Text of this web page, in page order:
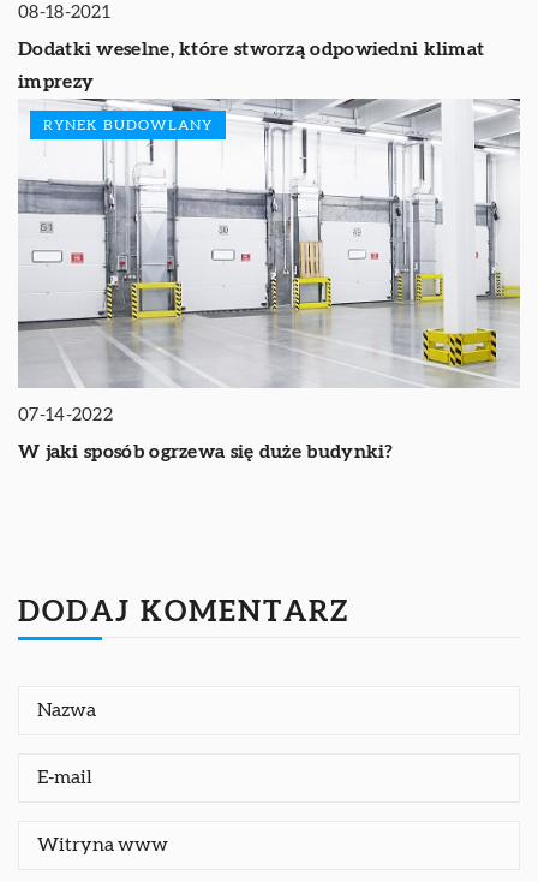
08-18-2021
Dodatki weselne, które stworzą odpowiedni klimat
imprezy
RYNEK BUDOWLANY
07-14-2022
W jaki sposób ogrzewa się duże budynki?
DODAJ KOMENTARZ